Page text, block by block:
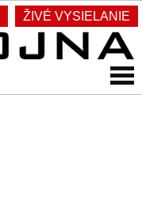
ŽIVÉ VYSIELANIE